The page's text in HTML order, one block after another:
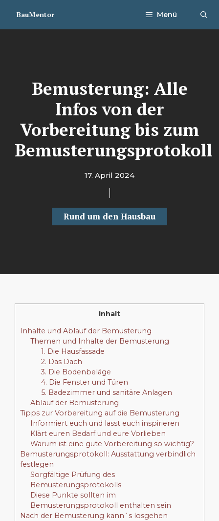
InhaltBauMentor Menü
Bemusterung: Alle
Infos von der
Vorbereitung bis zum
Bemusterungsprotokoll
17. April 2024
Rund um den Hausbau
Inhalt
Inhalte und Ablauf der Bemusterung
Themen und Inhalte der Bemusterung
1. Die Hausfassade
2. Das Dach
3. Die Bodenbeläge
4. Die Fenster und Türen
5. Badezimmer und sanitäre Anlagen
Ablauf der Bemusterung
Tipps zur Vorbereitung auf die Bemusterung
Informiert euch und lasst euch inspirieren
Klärt euren Bedarf und eure Vorlieben
Warum ist eine gute Vorbereitung so wichtig?
Bemusterungsprotokoll: Ausstattung verbindlich
festlegen
Sorgfältige Prüfung des
Bemusterungsprotokolls
Diese Punkte sollten im
Bemusterungsprotokoll enthalten sein
Nach der Bemusterung kann´s losgehen